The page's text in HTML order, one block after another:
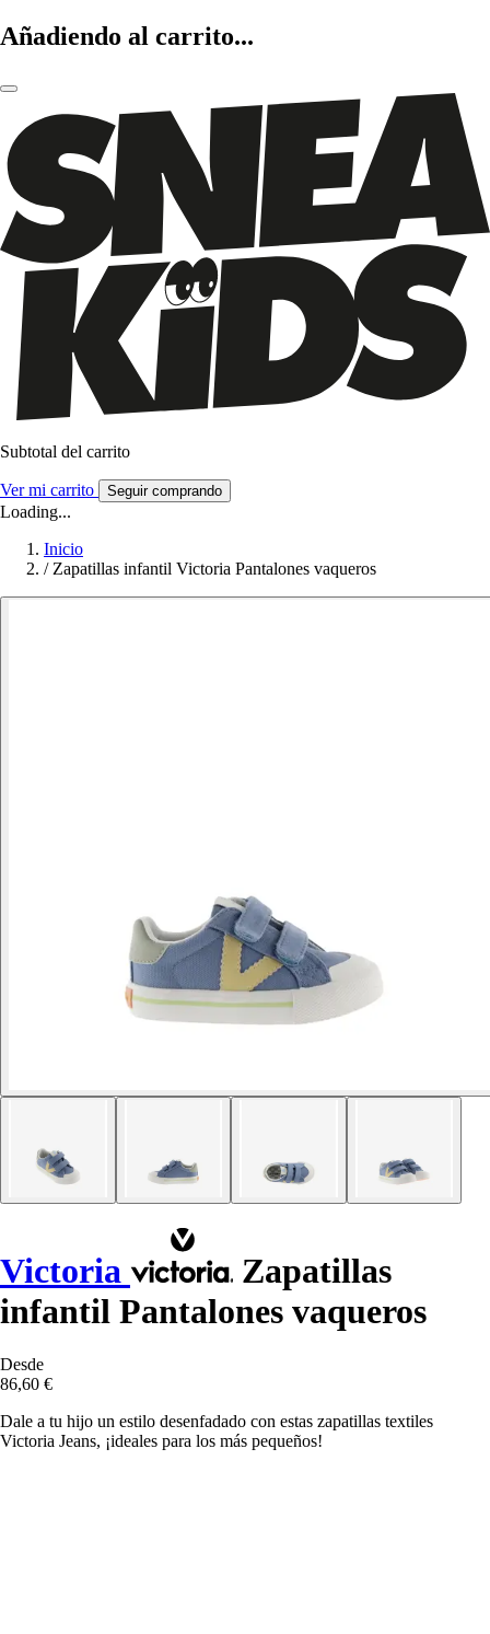
Añadiendo al carrito...
Subtotal del carrito
Ver mi carrito Seguir comprando
Loading...
Inicio
/ Zapatillas infantil Victoria Pantalones vaqueros
Victoria
Zapatillas
infantil Pantalones vaqueros
Desde
86,60 €
Dale a tu hijo un estilo desenfadado con estas zapatillas textiles
Victoria Jeans, ¡ideales para los más pequeños!